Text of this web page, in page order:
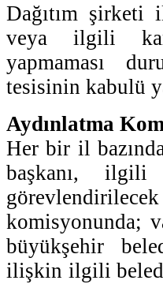
Dağıtım
veya ilgili
yapmaması
tesisinin kabulü
Aydınlatma
Her bir il
başkanı,
komisyonunda;
büyükşehir
ilişkin ilgili